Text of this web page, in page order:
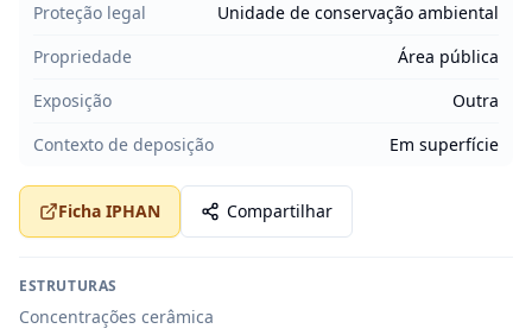
Proteção legal
Unidade de conservação ambiental
Propriedade
Área pública
Exposição
Outra
Contexto de deposição
Em superfície
Ficha IPHAN Compartilhar
ESTRUTURAS
Concentrações cerâmica